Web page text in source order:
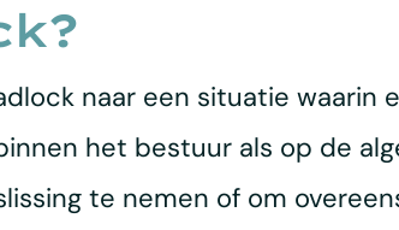
naar een situatie waarin
het bestuur als op de
te nemen of om